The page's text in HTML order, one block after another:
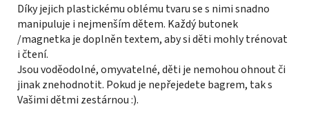
Díky jejich plastickému oblému tvaru se s nimi snadno
manipuluje i nejmenším dětem. Každý butonek
/magnetka je doplněn textem, aby si děti mohly trénovat
i čtení.
Jsou voděodolné, omyvatelné, děti je nemohou ohnout či
jinak znehodnotit. Pokud je nepřejedete bagrem, tak s
Vašimi dětmi zestárnou :).